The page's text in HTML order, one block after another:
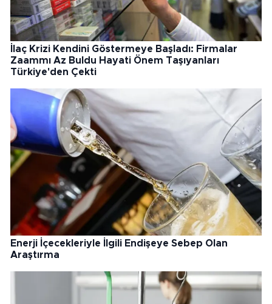
İlaç Krizi Kendini Göstermeye Başladı: Firmalar
Zaammı Az Buldu Hayati Önem Taşıyanları
Türkiye'den Çekti
Enerji İçecekleriyle İlgili Endişeye Sebep Olan
Araştırma